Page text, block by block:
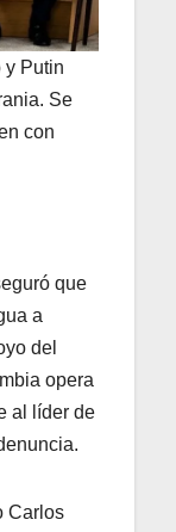
y Putin
Se
con
que
a
del
opera
al líder de
Carlos